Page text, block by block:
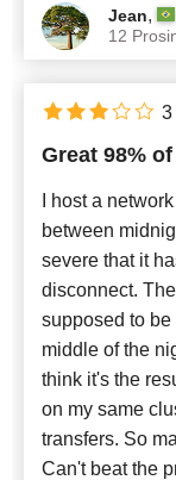
Jean,
12
Great 98%
I host a
between
severe that it
disconnect.
supposed to
middle of the
think it's the
on my same
transfers. So
Can't beat the
3